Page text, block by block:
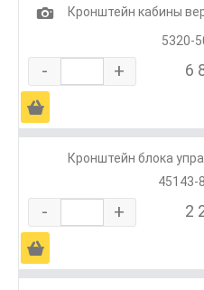
1
Кронштейн кабины
5320-
- + 6
Ä
Кронштейн блока
45143-
- + 2
Ä